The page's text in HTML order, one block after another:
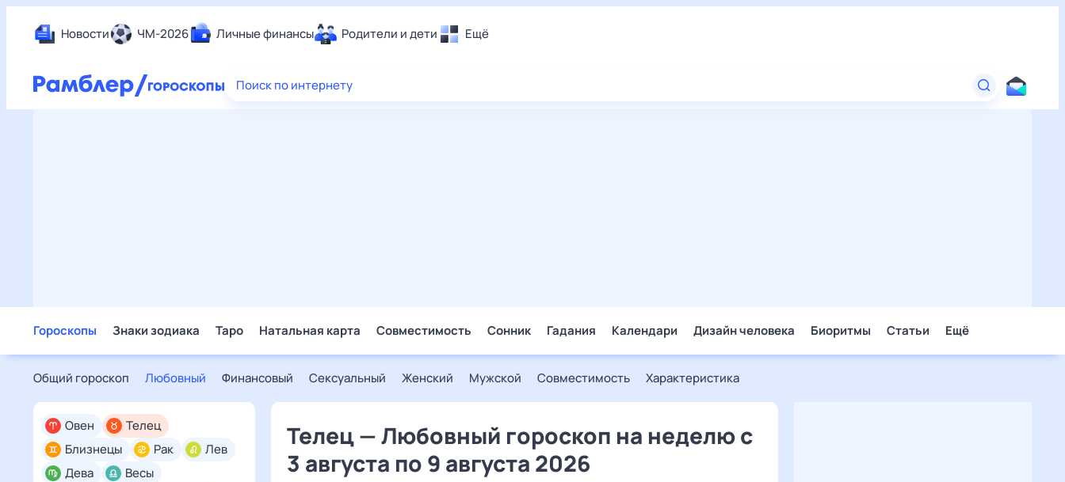
Новости ЧМ-2026 Личные финансы Родители и дети Ещё
Еда
Поиск по интернету
Гороскопы Знаки зодиака Таро Натальная карта Совместимость Сонник Гадания Календари Дизайн человека Биоритмы Статьи Ещё
Общий гороскоп Любовный Финансовый Сексуальный Женский Мужской Совместимость Характеристика
Овен
Телец
Близнецы
Рак
Лев
Дева
Весы
Телец — Любовный гороскоп на неделю с
3 августа по 9 августа 2026